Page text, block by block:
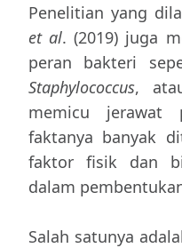
Penelitian yang
et al. (2019) juga
peran bakteri
Staphylococcus,
memicu jerawat
faktanya banyak
faktor fisik dan
dalam
Salah satunya